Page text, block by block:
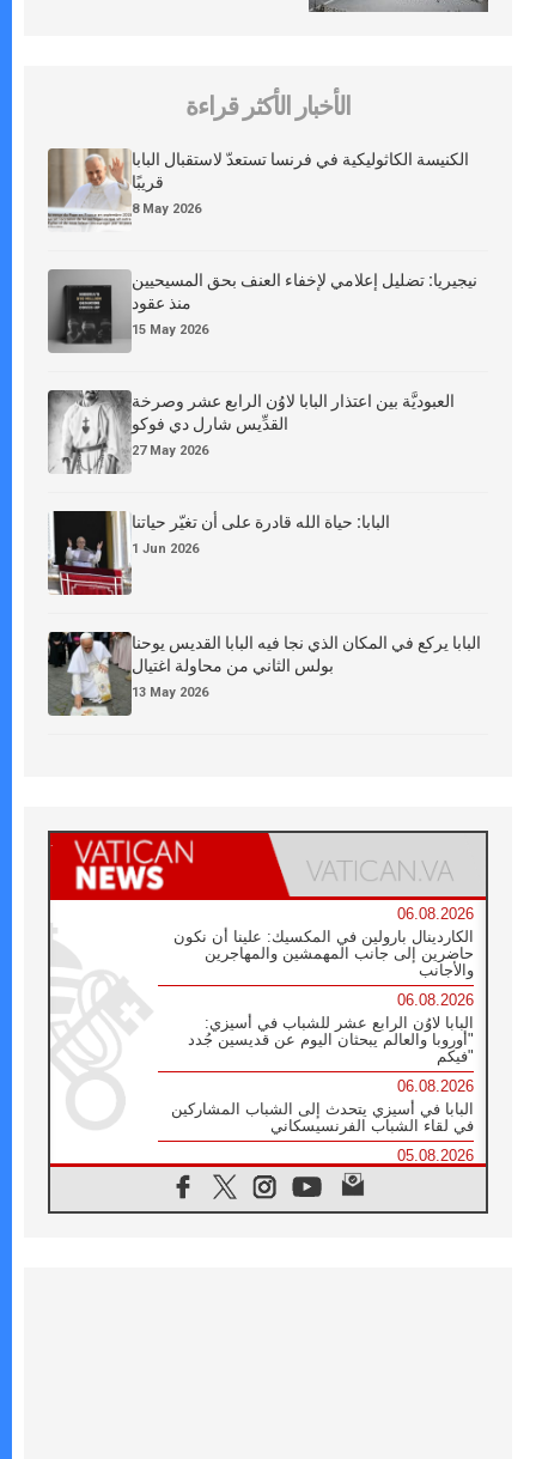
الأخبار الأكثر قراءة
الكنيسة الكاثوليكية في فرنسا تستعدّ لاستقبال البابا
قريبًا
8 May 2026
نيجيريا: تضليل إعلامي لإخفاء العنف بحق المسيحيين
منذ عقود
15 May 2026
العبوديَّة بين اعتذار البابا لاوُن الرابع عشر وصرخة
القدِّيس شارل دي فوكو
27 May 2026
البابا: حياة الله قادرة على أن تغيّر حياتنا
1 Jun 2026
البابا يركع في المكان الذي نجا فيه البابا القديس يوحنا
بولس الثاني من محاولة اغتيال
13 May 2026
06.08.2026
الكاردينال بارولين في المكسيك: علينا أن نكون
حاضرين إلى جانب المهمشين والمهاجرين
والأجانب
06.08.2026
البابا لاوُن الرابع عشر للشباب في أسيزي:
"أوروبا والعالم يبحثان اليوم عن قديسين جُدد
فيكم"
06.08.2026
البابا في أسيزي يتحدث إلى الشباب المشاركين
في لقاء الشباب الفرنسيسكاني
05.08.2026
في مقابلته العامة مع المؤمنين البابا لاوُن الرابع
عشر يواصل الحديث عن الدستور في الليتورجيا
المقدسة مسلطا الضوء على صلاة الكنيسة